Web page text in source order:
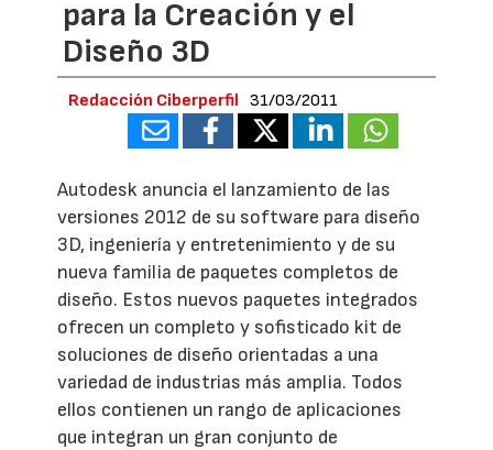
para la Creación y el
Diseño 3D
Redacción Ciberperfil 31/03/2011
Autodesk anuncia el lanzamiento de las
versiones 2012 de su software para diseño
3D, ingeniería y entretenimiento y de su
nueva familia de paquetes completos de
diseño. Estos nuevos paquetes integrados
ofrecen un completo y sofisticado kit de
soluciones de diseño orientadas a una
variedad de industrias más amplia. Todos
ellos contienen un rango de aplicaciones
que integran un gran conjunto de